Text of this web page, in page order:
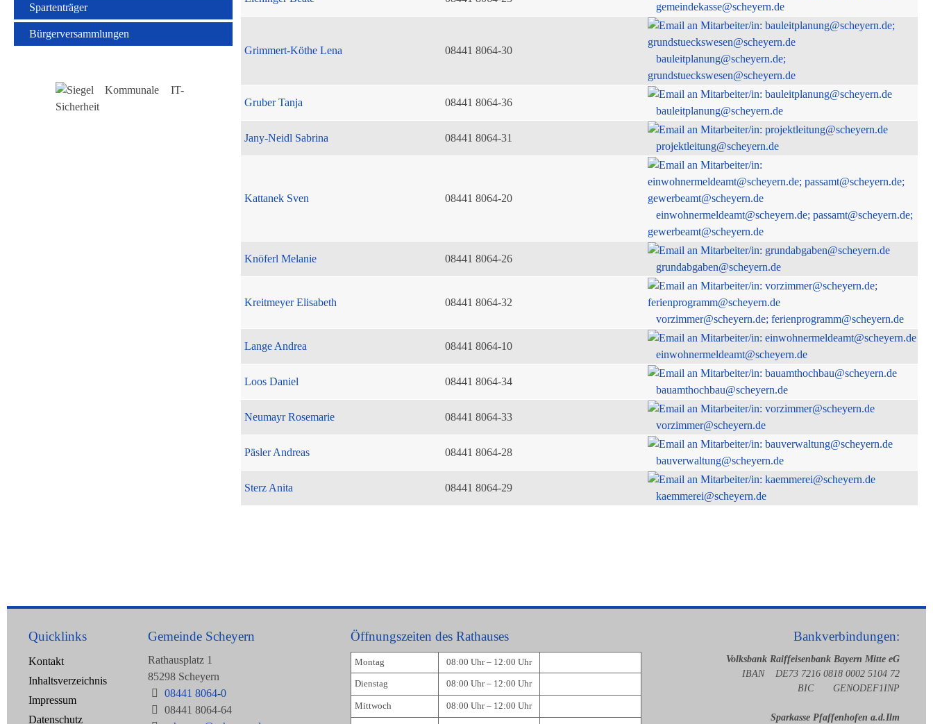
Spartenträger
Bürgerversammlungen
gemeindekasse@scheyern.de
Grimmert-Köthe Lena 08441 8064-30
bauleitplanung@scheyern.de;
grundstueckswesen@scheyern.de
Gruber Tanja 08441 8064-36
bauleitplanung@scheyern.de
Jany-Neidl Sabrina 08441 8064-31
projektleitung@scheyern.de
Kattanek Sven
08441 8064-20
einwohnermeldeamt@scheyern.de; passamt@scheyern.de;
gewerbeamt@scheyern.de
Knöferl Melanie 08441 8064-26
grundabgaben@scheyern.de
Kreitmeyer Elisabeth
08441 8064-32
vorzimmer@scheyern.de; ferienprogramm@scheyern.de
Lange Andrea 08441 8064-10
einwohnermeldeamt@scheyern.de
Loos Daniel 08441 8064-34
bauamthochbau@scheyern.de
Neumayr Rosemarie 08441 8064-33
vorzimmer@scheyern.de
Päsler Andreas 08441 8064-28
bauverwaltung@scheyern.de
Sterz Anita 08441 8064-29
kaemmerei@scheyern.de
Quicklinks
Kontakt
Inhaltsverzeichnis
Impressum
Datenschutz
Gemeinde Scheyern
Rathausplatz 1
85298 Scheyern
08441 8064-0
08441 8064-64
Öffnungszeiten des Rathauses
Montag 08:00 Uhr – 12:00 Uhr
Dienstag 08:00 Uhr – 12:00 Uhr
Mittwoch 08:00 Uhr – 12:00 Uhr
Bankverbindungen:
Volksbank Raiffeisenbank Bayern Mitte eG
IBAN DE73 7216 0818 0002 5104 72
BIC GENODEF1INP
Sparkasse Pfaffenhofen a.d.Ilm